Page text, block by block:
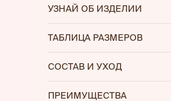
УЗНАЙ ОБ ИЗДЕЛИИ
— Регулируемый шнурок на
фигуру;
— Легкий и дышащий
ТАБЛИЦА РАЗМЕРОВ
СОСТАВ И УХОД
ПРЕИМУЩЕСТВА